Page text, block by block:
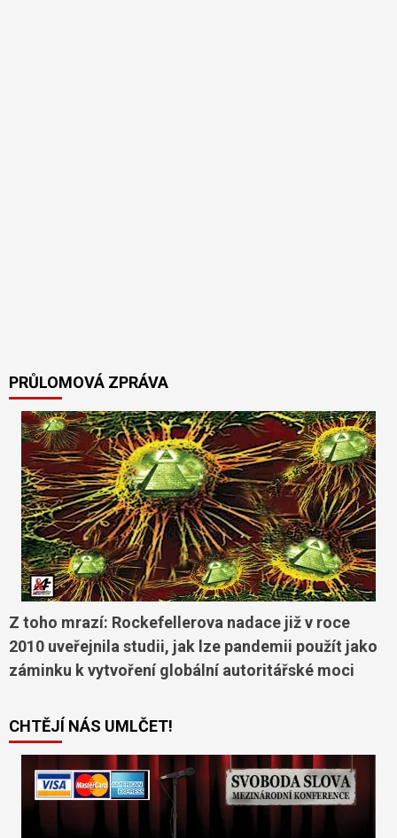
PRŮLOMOVÁ ZPRÁVA
Z toho mrazí: Rockefellerova nadace již v roce
2010 uveřejnila studii, jak lze pandemii použít jako
záminku k vytvoření globální autoritářské moci
CHTĚJÍ NÁS UMLČET!